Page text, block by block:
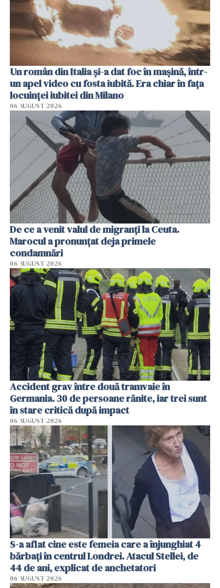
Un român din Italia și-a dat foc în mașină, într-
un apel video cu fosta iubită. Era chiar în fața
locuinței iubitei din Milano
06 AUGUST 2026
De ce a venit valul de migranți la Ceuta.
Marocul a pronunțat deja primele
condamnări
06 AUGUST 2026
Accident grav între două tramvaie în
Germania. 30 de persoane rănite, iar trei sunt
în stare critică după impact
06 AUGUST 2026
S-a aflat cine este femeia care a înjunghiat 4
bărbați în centrul Londrei. Atacul Stellei, de
44 de ani, explicat de anchetatori
06 AUGUST 2026